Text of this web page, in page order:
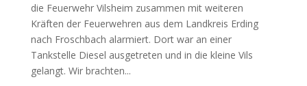
die Feuerwehr Vilsheim zusammen mit weiteren
Kräften der Feuerwehren aus dem Landkreis Erding
nach Froschbach alarmiert. Dort war an einer
Tankstelle Diesel ausgetreten und in die kleine Vils
gelangt. Wir brachten...